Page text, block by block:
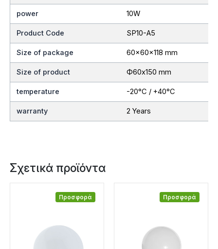
power 10W
Product Code SP10-A5
Size of package 60x60x118 mm
Size of product Ф60х150 mm
temperature -20°C / +40°C
warranty 2 Years
Σχετικά προϊόντα
Προσφορά Προσφορά